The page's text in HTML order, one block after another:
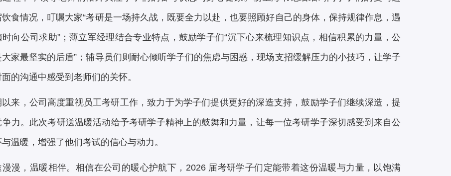
饮食情况，叮嘱大家“考研是一场持久战，既要全力以赴，也要照顾好自己的身体，保持规律作息，遇
向公司求助”；薄立军经理结合专业特点，鼓励学子们“沉下心来梳理知识点，相信积累的力量，公
家最坚实的后盾”；辅导员们则耐心倾听学子们的焦虑与困惑，现场支招缓解压力的小技巧，让学子
的沟通中感受到老师们的关怀。
以来，公司高度重视员工考研工作，致力于为学子们提供更好的深造支持，鼓励学子们继续深造，提
争力。此次考研送温暖活动给予考研学子精神上的鼓舞和力量，让每一位考研学子深切感受到来自公
温暖，增强了他们考试的信心与动力。
漫漫，温暖相伴。相信在公司的暖心护航下，2026 届考研学子们定能带着这份温暖与力量，以饱满